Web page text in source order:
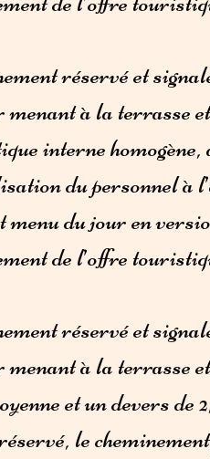
réservé et
menant à la terrasse
interne
du personnel à
menu du jour en
de l’offre
réservé et
menant à la terrasse
et un devers
le